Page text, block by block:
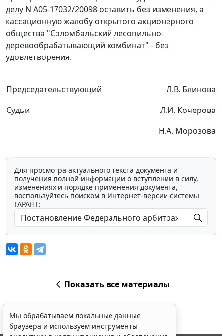
делу N А05-17032/20098 оставить без изменения, а
кассационную жалобу открытого акционерного
общества "Соломбальский лесопильно-
деревообрабатывающий комбинат" - без
удовлетворения.
Председательствующий
Л.В. Блинова
Судьи
Л.И. Кочерова
Н.А. Морозова
Для просмотра актуального текста документа и
получения полной информации о вступлении в силу,
изменениях и порядке применения документа,
воспользуйтесь поиском в Интернет-версии системы
ГАРАНТ:
Показать все материалы
Мы обрабатываем локальные данные
браузера и используем инструменты